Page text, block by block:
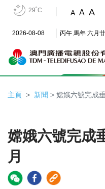
29˚C A A A
2026-08-08 丙午 馬年 六月
主頁 新聞 > 嫦娥六號完成
嫦娥六號完成
月